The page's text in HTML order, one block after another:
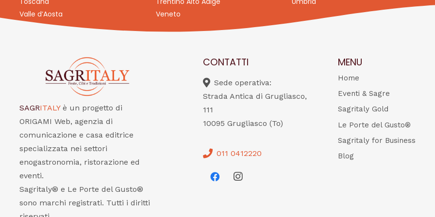
Valle d’Aosta
Veneto
SAGRITALY è un progetto di
ORIGAMI Web, agenzia di
comunicazione e casa editrice
specializzata nei settori
enogastronomia, ristorazione ed
eventi.
Sagritaly® e Le Porte del Gusto®
sono marchi registrati. Tutti i diritti
CONTATTI
Sede operativa:
Strada Antica di Grugliasco,
111
10095 Grugliasco (To)
011 0412220
MENU
Home
Eventi & Sagre
Sagritaly Gold
Le Porte del Gusto®
Sagritaly for Business
Blog